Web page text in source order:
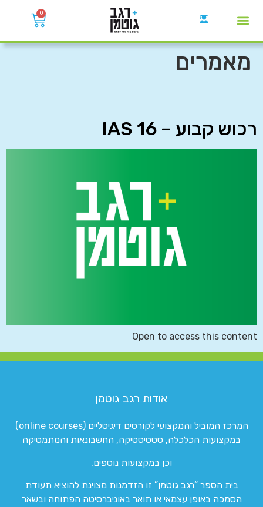
0
מאמרים
רכוש קבוע – IAS 16
Open to access this content
אודות רגב גוטמן
המרכז המוביל והמקצועי לקורסים דיגיטליים (online courses)
במקצועות הכלכלה, סטטיסטיקה, החשבונאות והמתמטיקה
וכן במקצועות נוספים.
בית הספר “רגב גוטמן” זו הזדמנות מצוינת להוציא תעודת
הסמכה באופן עצמאי או תואר באוניברסיטה הפתוחה ובשאר